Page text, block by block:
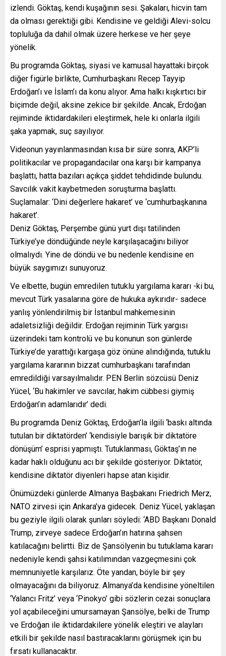
izlendi. Göktaş, kendi kuşağının sesi. Şakaları, hicvin tam
da olması gerektiği gibi. Kendisine ve geldiği Alevi-solcu
topluluğa da dahil olmak üzere herkese ve her şeye
yönelik.
Bu programda Göktaş, siyasi ve kamusal hayattaki birçok
diğer figürle birlikte, Cumhurbaşkanı Recep Tayyip
Erdoğan’ı ve İslam’ı da konu alıyor. Ama halkı kışkırtıcı bir
biçimde değil, aksine zekice bir şekilde. Ancak, Erdoğan
rejiminde iktidardakileri eleştirmek, hele ki onlarla ilgili
şaka yapmak, suç sayılıyor.
Videonun yayınlanmasından kısa bir süre sonra, AKP’li
politikacılar ve propagandacılar ona karşı bir kampanya
başlattı, hatta bazıları açıkça şiddet tehdidinde bulundu.
Savcılık vakit kaybetmeden soruşturma başlattı.
Suçlamalar: ‘Dini değerlere hakaret’ ve ‘cumhurbaşkanına
hakaret’.
Deniz Göktaş, Perşembe günü yurt dışı tatilinden
Türkiye’ye döndüğünde neyle karşılaşacağını biliyor
olmalıydı. Yine de döndü ve bu nedenle kendisine en
büyük saygımızı sunuyoruz.
Ve elbette, bugün emredilen tutuklu yargılama kararı -ki bu,
mevcut Türk yasalarına göre de hukuka aykırıdır- sadece
yanlış yönlendirilmiş bir İstanbul mahkemesinin
adaletsizliği değildir. Erdoğan rejiminin Türk yargısı
üzerindeki tam kontrolü ve bu konunun son günlerde
Türkiye’de yarattığı kargaşa göz önüne alındığında, tutuklu
yargılama kararının bizzat cumhurbaşkanı tarafından
emredildiği varsayılmalıdır. PEN Berlin sözcüsü Deniz
Yücel, ‘Bu hakimler ve savcılar, hakim cübbesi giymiş
Erdoğan’ın adamlarıdır’ dedi.
Bu programda Deniz Göktaş, Erdoğan’la ilgili ‘baskı altında
tutulan bir diktatörden’ ‘kendisiyle barışık bir diktatöre
dönüşüm’ esprisi yapmıştı. Tutuklanması, Göktaş’ın ne
kadar haklı olduğunu acı bir şekilde gösteriyor. Diktatör,
kendisine diktatör diyenleri hapse atan kişidir.
Önümüzdeki günlerde Almanya Başbakanı Friedrich Merz,
NATO zirvesi için Ankara’ya gidecek. Deniz Yücel, yaklaşan
bu geziyle ilgili olarak şunları söyledi: ‘ABD Başkanı Donald
Trump, zirveye sadece Erdoğan’ın hatırına şahsen
katılacağını belirtti. Biz de Şansölyenin bu tutuklama kararı
nedeniyle kendi şahsi katılımından vazgeçmesini çok
memnuniyetle karşılarız. Öte yandan, böyle bir şey
olmayacağını da biliyoruz. Almanya’da kendisine yöneltilen
‘Yalancı Fritz’ veya ‘Pinokyo’ gibi sözlerin cezai sonuçlara
yol açabileceğini umursamayan Şansölye, belki de Trump
ve Erdoğan ile iktidardakilere yönelik eleştiri ve alayları
etkili bir şekilde nasıl bastıracaklarını görüşmek için bu
fırsatı kullanacaktır.